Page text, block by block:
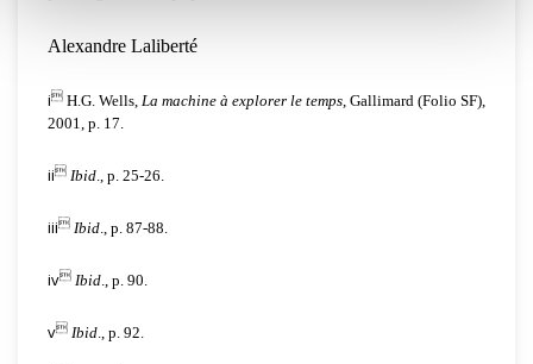
Alexandre Laliberté
i H.G. Wells, La machine à explorer le temps, Gallimard (Folio SF),
2001, p. 17.
ii Ibid., p. 25-26.
iii Ibid., p. 87-88.
iv Ibid., p. 90.
v Ibid., p. 92.